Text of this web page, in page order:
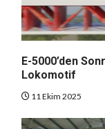
E-5000’den
Lokomotif
11 Ekim 2025